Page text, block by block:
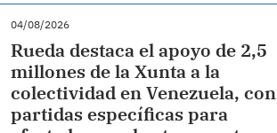
04/08/2026
Rueda destaca el apoyo de 2,5
millones de la Xunta a la
colectividad en Venezuela, con
partidas específicas para